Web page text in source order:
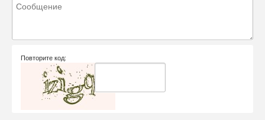
Повторите код: